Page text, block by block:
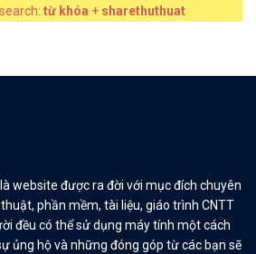
từ khóa + sharethuthuat
website được ra đời với mục đích chuyên
phần mềm, tài liệu, giáo trình CNTT
đều có thể sử dụng máy tính một cách
ủng hộ và những đóng góp từ các bạn sẽ